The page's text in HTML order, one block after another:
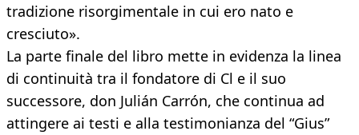
tradizione risorgimentale in cui ero nato e
cresciuto».
La parte finale del libro mette in evidenza la linea
di continuità tra il fondatore di Cl e il suo
successore, don Julián Carrón, che continua ad
attingere ai testi e alla testimonianza del “Gius”